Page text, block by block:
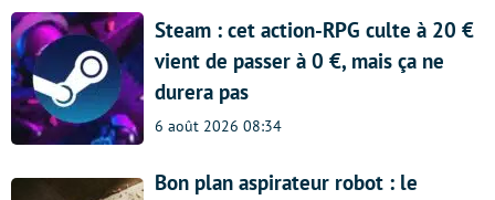
Steam : cet action-RPG culte à 20 €
vient de passer à 0 €, mais ça ne
durera pas
6 août 2026 08:34
Bon plan aspirateur robot : le